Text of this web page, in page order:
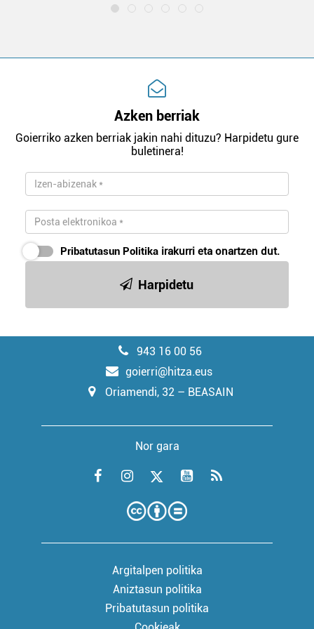
Azken berriak
Goierriko azken berriak jakin nahi dituzu? Harpidetu gure
buletinera!
Pribatutasun Politika irakurri eta onartzen dut.
Harpidetu
943 16 00 56
goierri@hitza.eus
Oriamendi, 32 – BEASAIN
Nor gara
Argitalpen politika
Aniztasun politika
Pribatutasun politika